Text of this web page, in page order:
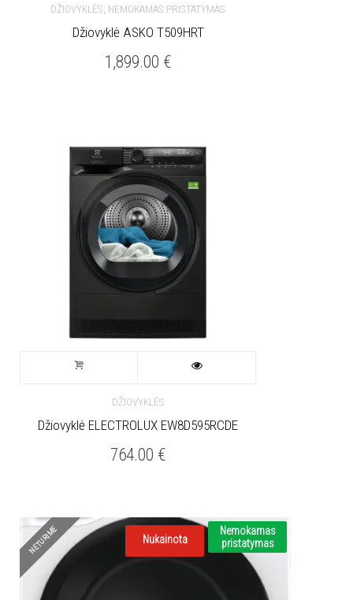
DŽIOVYKLĖS, NEMOKAMAS PRISTATYMAS
Džiovyklė ASKO T509HRT
1,899.00 €
DŽIOVYKLĖS
Džiovyklė ELECTROLUX EW8D595RCDE
764.00 €
Nukainota
Nemokamas
pristatymas
NETURIME